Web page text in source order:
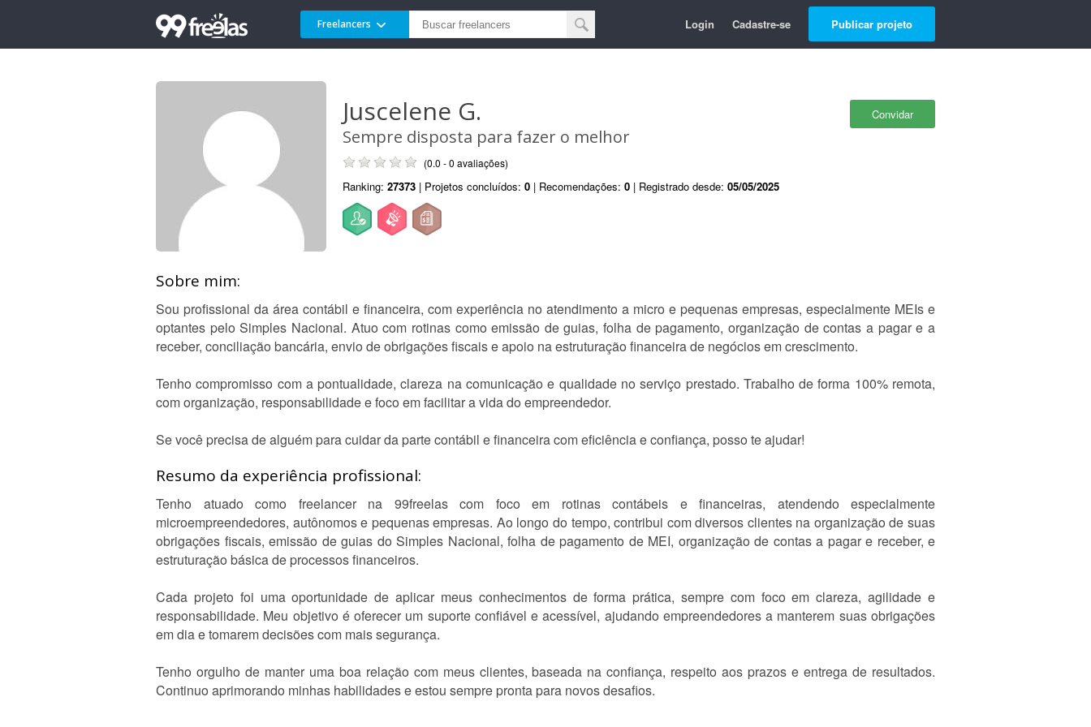
Freelancers Login Cadastre-se Publicar projeto
Convidar
Juscelene G.
Sempre disposta para fazer o melhor
(0.0 - 0 avaliações)
Ranking: 27373 | Projetos concluídos: 0 | Recomendações: 0 | Registrado desde: 05/05/2025
Sobre mim:
Sou profissional da área contábil e financeira, com experiência no atendimento a micro e pequenas empresas, especialmente MEIs e
optantes pelo Simples Nacional. Atuo com rotinas como emissão de guias, folha de pagamento, organização de contas a pagar e a
receber, conciliação bancária, envio de obrigações fiscais e apoio na estruturação financeira de negócios em crescimento.
Tenho compromisso com a pontualidade, clareza na comunicação e qualidade no serviço prestado. Trabalho de forma 100% remota,
com organização, responsabilidade e foco em facilitar a vida do empreendedor.
Se você precisa de alguém para cuidar da parte contábil e financeira com eficiência e confiança, posso te ajudar!
Resumo da experiência profissional:
Tenho atuado como freelancer na 99freelas com foco em rotinas contábeis e financeiras, atendendo especialmente
microempreendedores, autônomos e pequenas empresas. Ao longo do tempo, contribui com diversos clientes na organização de suas
obrigações fiscais, emissão de guias do Simples Nacional, folha de pagamento de MEI, organização de contas a pagar e receber, e
estruturação básica de processos financeiros.
Cada projeto foi uma oportunidade de aplicar meus conhecimentos de forma prática, sempre com foco em clareza, agilidade e
responsabilidade. Meu objetivo é oferecer um suporte confiável e acessível, ajudando empreendedores a manterem suas obrigações
em dia e tomarem decisões com mais segurança.
Tenho orgulho de manter uma boa relação com meus clientes, baseada na confiança, respeito aos prazos e entrega de resultados.
Continuo aprimorando minhas habilidades e estou sempre pronta para novos desafios.